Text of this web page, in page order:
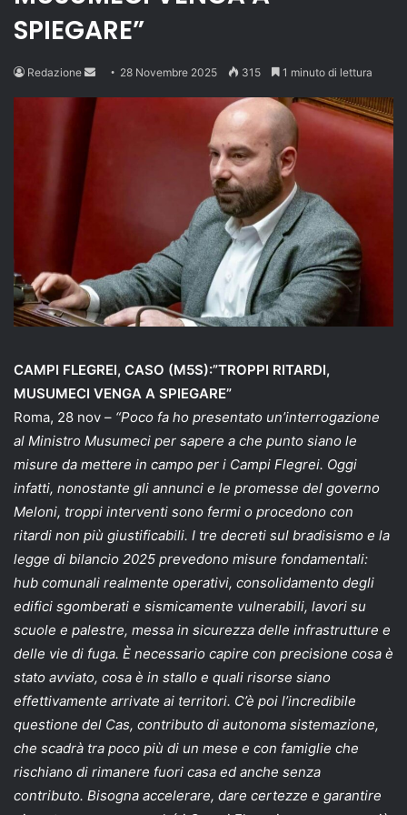
SPIEGARE”
Redazione
Send
email
28 Novembre 2025 315 1 minuto di lettura
CAMPI FLEGREI, CASO (M5S):”TROPPI RITARDI,
MUSUMECI VENGA A SPIEGARE”
Roma, 28 nov – “Poco fa ho presentato un’interrogazione
al Ministro Musumeci per sapere a che punto siano le
misure da mettere in campo per i Campi Flegrei. Oggi
infatti, nonostante gli annunci e le promesse del governo
Meloni, troppi interventi sono fermi o procedono con
ritardi non più giustificabili. I tre decreti sul bradisismo e la
legge di bilancio 2025 prevedono misure fondamentali:
hub comunali realmente operativi, consolidamento degli
edifici sgomberati e sismicamente vulnerabili, lavori su
scuole e palestre, messa in sicurezza delle infrastrutture e
delle vie di fuga. È necessario capire con precisione cosa è
stato avviato, cosa è in stallo e quali risorse siano
effettivamente arrivate ai territori. C’è poi l’incredibile
questione del Cas, contributo di autonoma sistemazione,
che scadrà tra poco più di un mese e con famiglie che
rischiano di rimanere fuori casa ed anche senza
contributo. Bisogna accelerare, dare certezze e garantire